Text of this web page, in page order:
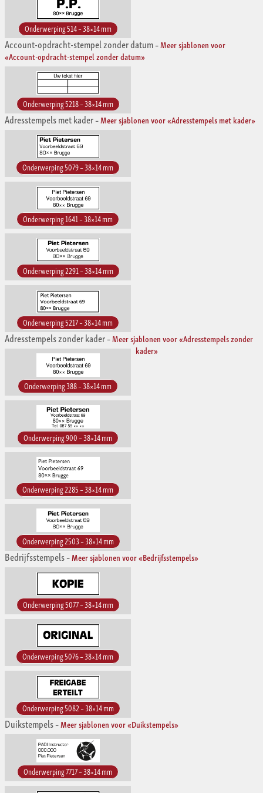
Onderwerping 514 – 38×14 mm
Account-opdracht-stempel zonder datum–Meer sjablonen voor
«Account-opdracht-stempel zonder datum»
Onderwerping 5218 – 38×14 mm
Adresstempels met kader–Meer sjablonen voor «Adresstempels met kader»
Onderwerping 5079 – 38×14 mm
Onderwerping 1641 – 38×14 mm
Onderwerping 2291 – 38×14 mm
Onderwerping 5217 – 38×14 mm
Adresstempels zonder kader–Meer sjablonen voor «Adresstempels zonder
kader»
Onderwerping 388 – 38×14 mm
Onderwerping 900 – 38×14 mm
Onderwerping 2285 – 38×14 mm
Onderwerping 2503 – 38×14 mm
Bedrijfsstempels–Meer sjablonen voor «Bedrijfsstempels»
Onderwerping 5077 – 38×14 mm
Onderwerping 5076 – 38×14 mm
Onderwerping 5082 – 38×14 mm
Duikstempels–Meer sjablonen voor «Duikstempels»
Onderwerping 7717 – 38×14 mm